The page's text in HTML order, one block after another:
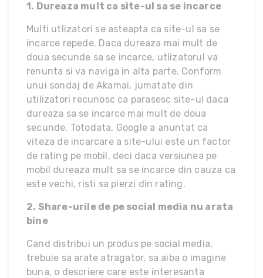
1. Dureaza mult ca site-ul sa se incarce
Multi utlizatori se asteapta ca site-ul sa se
incarce repede. Daca dureaza mai mult de
doua secunde sa se incarce, utlizatorul va
renunta si va naviga in alta parte. Conform
unui sondaj de Akamai, jumatate din
utilizatori recunosc ca parasesc site-ul daca
dureaza sa se incarce mai mult de doua
secunde. Totodata, Google a anuntat ca
viteza de incarcare a site-ului este un factor
de rating pe mobil, deci daca versiunea pe
mobil dureaza mult sa se incarce din cauza ca
este vechi, risti sa pierzi din rating.
2. Share-urile de pe social media nu arata
bine
Cand distribui un produs pe social media,
trebuie sa arate atragator, sa aiba o imagine
buna, o descriere care este interesanta